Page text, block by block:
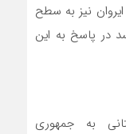
نیز به سطح
در پاسخ به این
به جمهوری